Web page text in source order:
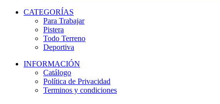
CATEGORÍAS
Para Trabajar
Pistera
Todo Terreno
Deportiva
INFORMACIÓN
Catálogo
Política de Privacidad
Terminos y condiciones